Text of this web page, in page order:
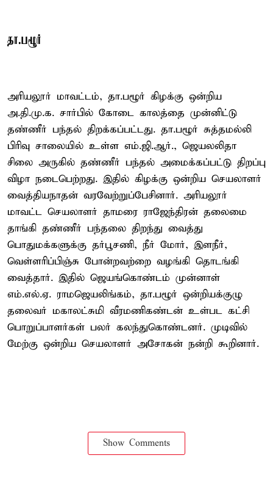
தா.பழூர்
அரியலூர் மாவட்டம், தா.பழூர் கிழக்கு ஒன்றிய
அ.தி.மு.க. சார்பில் கோடை காலத்தை முன்னிட்டு
தண்ணீர் பந்தல் திறக்கப்பட்டது. தா.பழூர் சுத்தமல்லி
பிரிவு சாலையில் உள்ள எம்.ஜி.ஆர்., ஜெயலலிதா
சிலை அருகில் தண்ணீர் பந்தல் அமைக்கப்பட்டு திறப்பு
விழா நடைபெற்றது. இதில் கிழக்கு ஒன்றிய செயலாளர்
வைத்தியநாதன் வரவேற்றுப்பேசினார். அரியலூர்
மாவட்ட செயலாளர் தாமரை ராஜேந்திரன் தலைமை
தாங்கி தண்ணீர் பந்தலை திறந்து வைத்து
பொதுமக்களுக்கு தர்பூசணி, நீர் மோர், இளநீர்,
வெள்ளரிப்பிஞ்சு போன்றவற்றை வழங்கி தொடங்கி
வைத்தார். இதில் ஜெயங்கொண்டம் முன்னாள்
எம்.எல்.ஏ. ராமஜெயலிங்கம், தா.பழூர் ஒன்றியக்குழு
தலைவர் மகாலட்சுமி வீரமணிகண்டன் உள்பட கட்சி
பொறுப்பாளர்கள் பலர் கலந்துகொண்டனர். முடிவில்
மேற்கு ஒன்றிய செயலாளர் அசோகன் நன்றி கூறினார்.
Show Comments